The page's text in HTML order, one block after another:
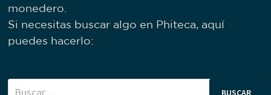
monedero.
Si necesitas buscar algo en Phiteca, aquí
puedes hacerlo:
Buscar: